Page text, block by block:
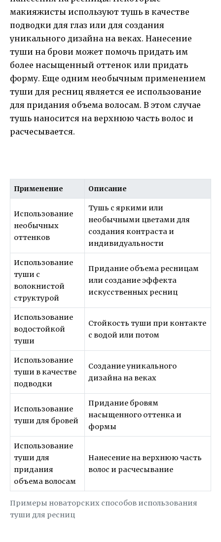
макияжисты используют тушь в качестве
подводки для глаз или для создания
уникального дизайна на веках. Нанесение
туши на брови может помочь придать им
более насыщенный оттенок или придать
форму. Еще одним необычным применением
туши для ресниц является ее использование
для придания объема волосам. В этом случае
тушь наносится на верхнюю часть волос и
расчесывается.
Примеры новаторских способов использования
туши для ресниц
Применение Описание
Использование
необычных
оттенков
Тушь с яркими или
необычными цветами для
создания контраста и
индивидуальности
Использование
туши с
волокнистой
структурой
Придание объема ресницам
или создание эффекта
искусственных ресниц
Использование
водостойкой
туши
Стойкость туши при контакте
с водой или потом
Использование
туши в качестве
подводки
Создание уникального
дизайна на веках
Использование
туши для бровей
Придание бровям
насыщенного оттенка и
формы
Использование
туши для
придания
объема волосам
Нанесение на верхнюю часть
волос и расчесывание